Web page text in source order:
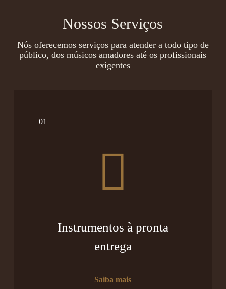
Nossos Serviços
Nós oferecemos serviços para atender a todo tipo de
público, dos músicos amadores até os profissionais
exigentes
01
Instrumentos à pronta
entrega
Saiba mais